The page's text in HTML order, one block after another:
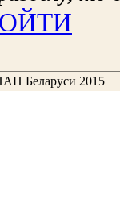
Беларуси 2015